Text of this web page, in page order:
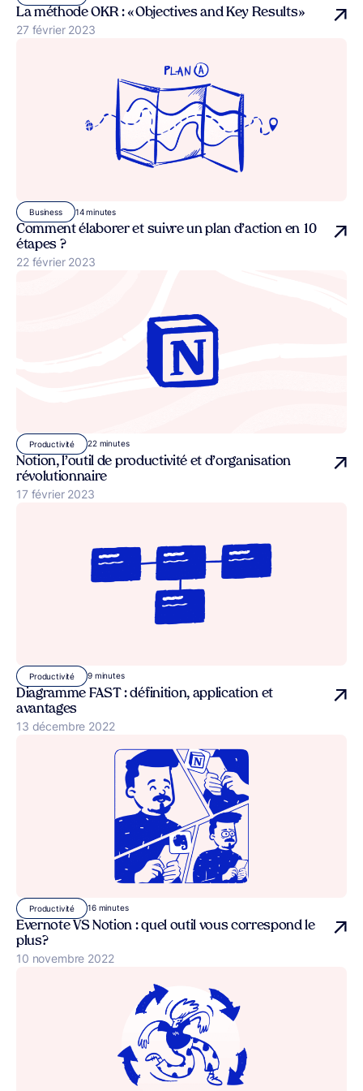
La méthode OKR : « Objectives and Key Results »
Publié le
27 février 2023
Business 14 minutes
Comment élaborer et suivre un plan d’action en 10
étapes ?
Publié le
22 février 2023
Productivité 22 minutes
Notion, l’outil de productivité et d’organisation
révolutionnaire
Publié le
17 février 2023
Productivité 9 minutes
Diagramme FAST : définition, application et
avantages
Publié le
13 décembre 2022
Productivité 16 minutes
Evernote VS Notion : quel outil vous correspond le
plus ?
Publié le
10 novembre 2022